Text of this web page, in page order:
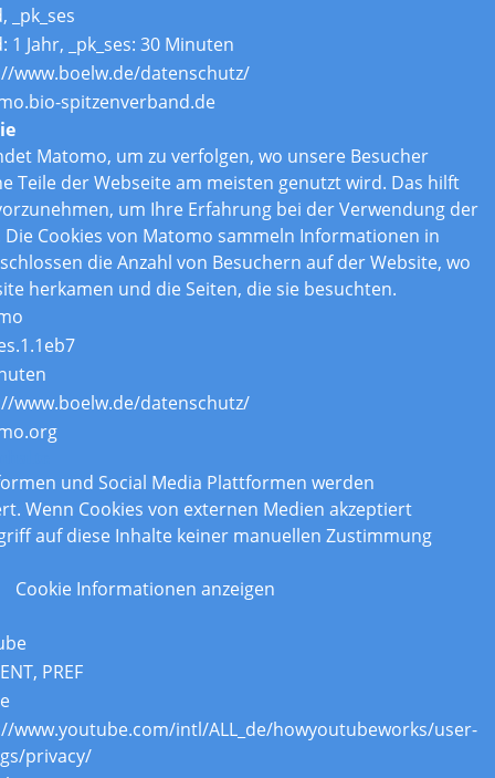
_pk_ses
1 Jahr, _pk_ses: 30 Minuten
www.boelw.de/datenschutz/
spitzenverband.de
Matomo, um zu verfolgen, wo unsere Besucher
Teile der Webseite am meisten genutzt wird. Das hilft
um Ihre Erfahrung bei der Verwendung der
Cookies von Matomo sammeln Informationen in
die Anzahl von Besuchern auf der Website, wo
herkamen und die Seiten, die sie besuchten.
www.boelw.de/datenschutz/
und Social Media Plattformen werden
Wenn Cookies von externen Medien akzeptiert
auf diese Inhalte keiner manuellen Zustimmung
Cookie Informationen anzeigen
PREF
www.youtube.com/intl/ALL_de/howyoutubeworks/user-
privacy/